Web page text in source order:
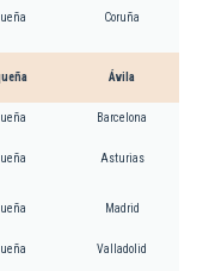
Coruña
Ávila
Barcelona
Asturias
Madrid
Valladolid